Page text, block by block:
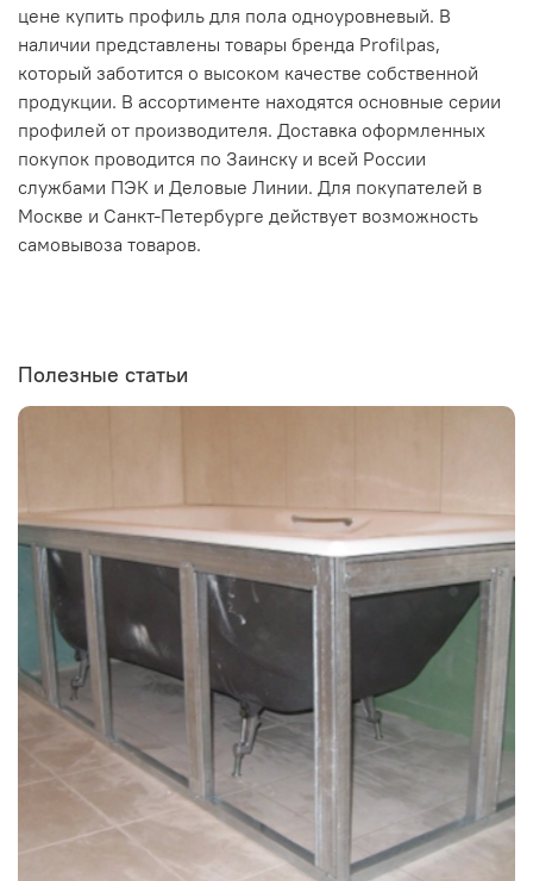
цене купить профиль для пола одноуровневый. В
наличии представлены товары бренда Profilpas,
который заботится о высоком качестве собственной
продукции. В ассортименте находятся основные серии
профилей от производителя. Доставка оформленных
покупок проводится по Заинску и всей России
службами ПЭК и Деловые Линии. Для покупателей в
Москве и Санкт-Петербурге действует возможность
самовывоза товаров.
Полезные статьи